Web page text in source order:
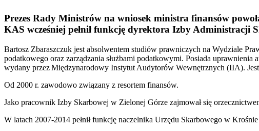
Prezes Rady Ministrów na wniosek ministra finansów
KAS wcześniej pełnił funkcję dyrektora Izby Administracji
Bartosz Zbaraszczuk jest absolwentem studiów prawniczych na Wydziale
podatkowego oraz zarządzania służbami podatkowymi. Posiada
wydany przez Międzynarodowy Instytut Audytorów Wewnętrznych (IIA).
Od 2000 r. zawodowo związany z resortem finansów.
Jako pracownik Izby Skarbowej w Zielonej Górze zajmował się
W latach 2007-2014 pełnił funkcję naczelnika Urzędu Skarbowego w